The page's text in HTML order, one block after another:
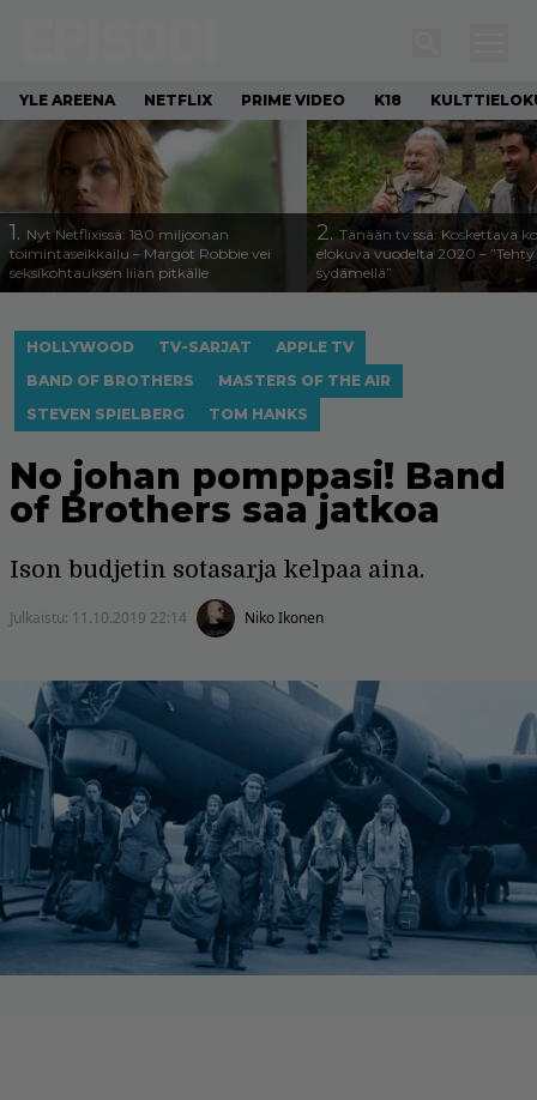
YLE AREENA NETFLIX PRIME VIDEO K18
1. Nyt Netflixissä: 180 miljoonan
toimintaseikkailu – Margot Robbie vei
seksikohtauksen liian pitkälle
2. Tänään tv:ssä: Koskettava
elokuva vuodelta 2020 – ”Tehty
sydämellä”
HOLLYWOOD TV-SARJAT
APPLE TV
BAND OF BROTHERS
MASTERS OF THE AIR
STEVEN SPIELBERG
TOM HANKS
No johan pomppasi! Band
of Brothers saa jatkoa
Ison budjetin sotasarja kelpaa aina.
Julkaistu: 11.10.2019 22:14 Niko Ikonen